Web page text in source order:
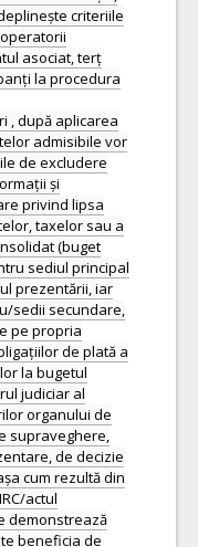
criteriile
asociat, terț
la procedura
, după aplicarea
admisibile vor
de excludere
și
privind lipsa
taxelor sau a
(buget
sediul principal
prezentării, iar
sedii secundare,
pe propria
de plată a
la bugetul
judiciar al
organului de
supraveghere,
de decizie
cum rezultă din
actul
demonstrează
beneficia de